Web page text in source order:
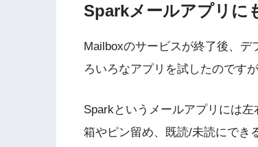
Sparkメールアプリに
Mailboxのサービスが終了後、
ろいろなアプリを試したのです
Sparkというメールアプリには
箱やピン留め、既読/未読にでき